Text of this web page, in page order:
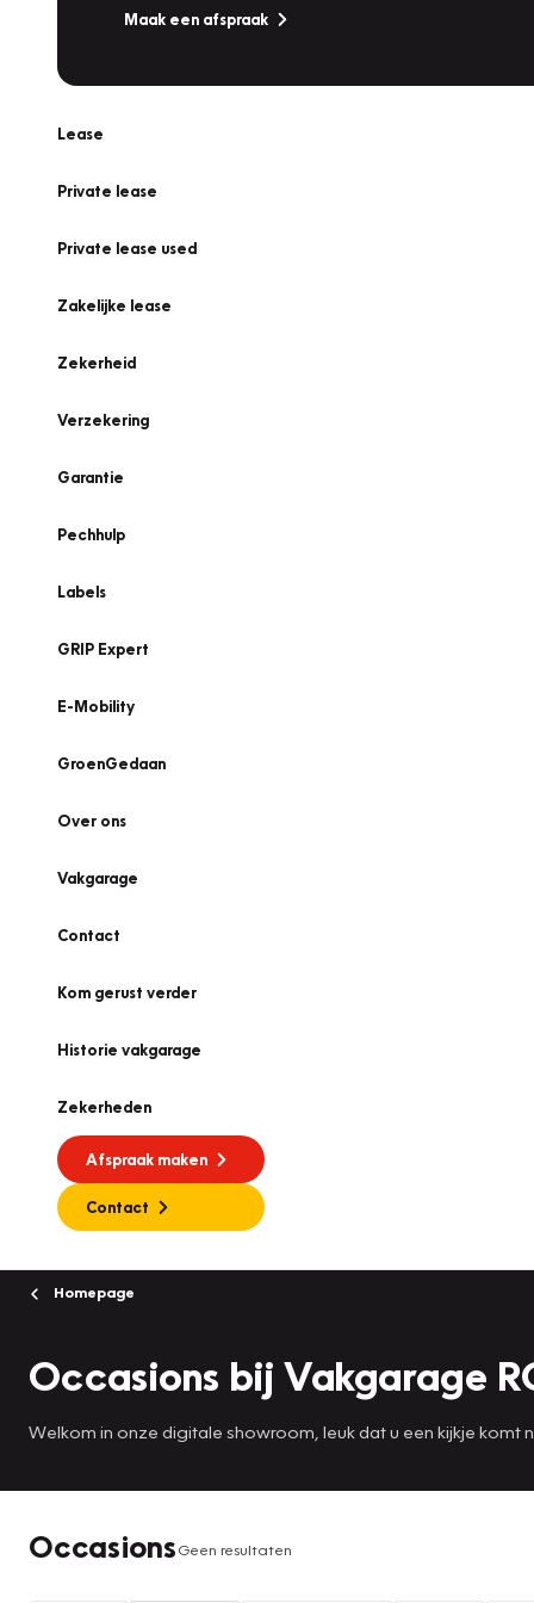
Maak een afspraak
Lease
Private lease
Private lease used
Zakelijke lease
Zekerheid
Verzekering
Garantie
Pechhulp
Labels
GRIP Expert
E-Mobility
GroenGedaan
Over ons
Vakgarage
Contact
Kom gerust verder
Historie vakgarage
Zekerheden
Afspraak maken
Contact
Homepage
Occasions bij Vakgarage
Welkom in onze digitale showroom, leuk dat u een kijkje komt
OccasionsGeen resultaten